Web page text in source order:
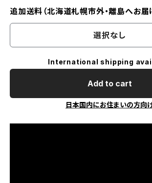
追加送料（北海道札幌市外・離島へお届
選択なし
International shipping
Add to cart
日本国内にお住まいの方向